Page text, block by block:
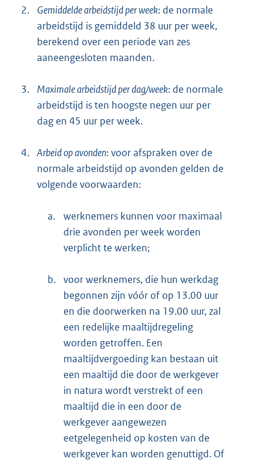
2. Gemiddelde arbeidstijd per week: de normale
arbeidstijd is gemiddeld 38 uur per week,
berekend over een periode van zes
aaneengesloten maanden.
3. Maximale arbeidstijd per dag/week: de normale
arbeidstijd is ten hoogste negen uur per
dag en 45 uur per week.
4. Arbeid op avonden: voor afspraken over de
normale arbeidstijd op avonden gelden de
volgende voorwaarden:
a.
werknemers kunnen voor maximaal
drie avonden per week worden
verplicht te werken;
b. voor werknemers, die hun werkdag
begonnen zijn vóór of op 13.00 uur
en die doorwerken na 19.00 uur, zal
een redelijke maaltijdregeling
worden getroffen. Een
maaltijdvergoeding kan bestaan uit
een maaltijd die door de werkgever
in natura wordt verstrekt of een
maaltijd die in een door de
werkgever aangewezen
eetgelegenheid op kosten van de
werkgever kan worden genuttigd. Of